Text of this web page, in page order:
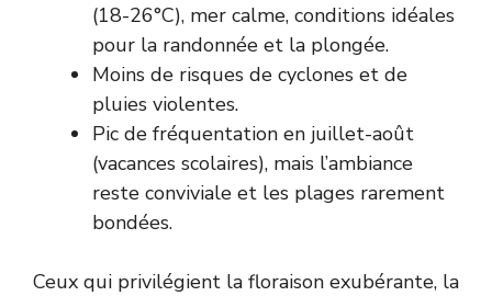
(18-26°C), mer calme, conditions idéales
pour la randonnée et la plongée.
Moins de risques de cyclones et de
pluies violentes.
Pic de fréquentation en juillet-août
(vacances scolaires), mais l’ambiance
reste conviviale et les plages rarement
bondées.
Ceux qui privilégient la floraison exubérante, la